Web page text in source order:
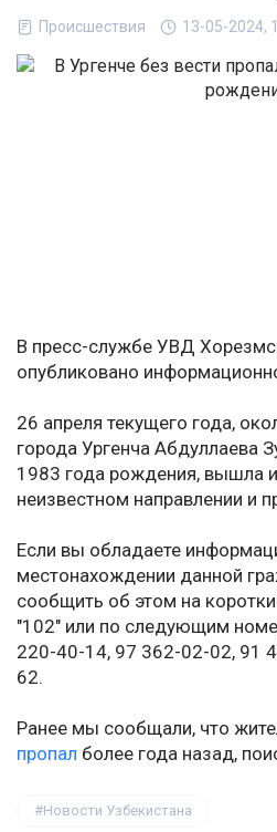
Происшествия 13-05-2024,
В пресс-службе УВД
опубликовано
26 апреля текущего года,
города Ургенча Абдуллаева
1983 года рождения, вышла
неизвестном направлении и
Если вы обладаете
местонахождении данной
сообщить об этом на
"102" или по следующим
220-40-14, 97 362-02-02, 91
62.
Ранее мы сообщали, что
пропал более года назад,
Новости Узбекистана